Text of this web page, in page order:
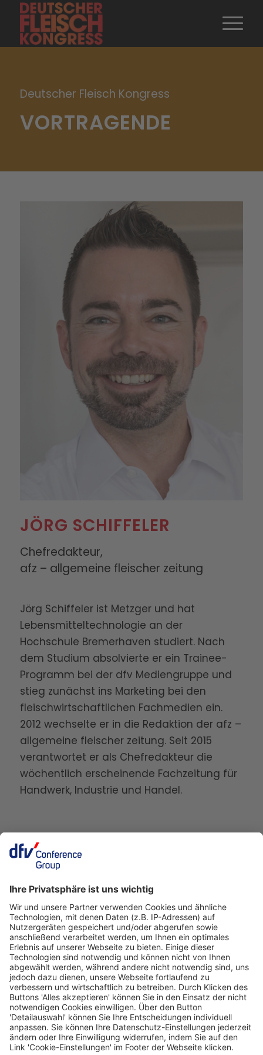
Deutscher Fleisch Kongress
VORTRAGENDE
JÖRG SCHIFFELER
Chefredakteur,
afz – allgemeine fleischer zeitung
Jörg Schiffeler ist Metzger und hat
Lebensmitteltechnologie an der
Hochschule Bremerhaven studiert. Nach
dem Studium absolvierte er ein Trainee-
Programm bei der dfv Mediengruppe und
stieg zunächst ins Marketing bei den
fleischwirtschaftlichen Fachmedien ein.
2012 wechselte er in die Redaktion der afz –
allgemeine fleischer zeitung. Seit 2015
verantwortet er als Chefredakteur die
wöchentlich erscheinende Fachzeitung für
Handwerk, Industrie und Handel.
24./25. November 2026
Rheingoldhalle
Mainz
Veranstalter
dfv Conference Group GmbH
Mainzer Landstraße 251
60326 Frankfurt